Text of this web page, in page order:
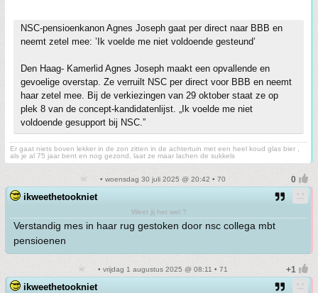
NSC-pensioenkanon Agnes Joseph gaat per direct naar BBB en
neemt zetel mee: ’Ik voelde me niet voldoende gesteund’
Den Haag- Kamerlid Agnes Joseph maakt een opvallende en
gevoelige overstap. Ze verruilt NSC per direct voor BBB en neemt
haar zetel mee. Bij de verkiezingen van 29 oktober staat ze op
plek 8 van de concept-kandidatenlijst. „Ik voelde me niet
voldoende gesupport bij NSC.”
Er gaat niets boven lekker in de zon zitten in de achtertuin met een heel koud glas bier ,
als je al 75 jaar bent en nog gezond, laat ze maar lachen de sukkels
• woensdag 30 juli 2025 @ 20:42 • 70
ikweethetookniet
Weet jij het wel ?
Verstandig mes in haar rug gestoken door nsc collega mbt
pensioenen
• vrijdag 1 augustus 2025 @ 08:11 • 71
ikweethetookniet